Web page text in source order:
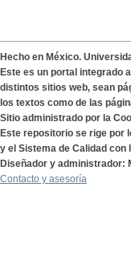
Hecho en México.
Este es un portal integrado
distintos sitios web, sean
los textos como de las
Sitio administrado por la
Este repositorio se rige por
y el Sistema de Calidad
Diseñador y administrador:
Contacto y asesoría